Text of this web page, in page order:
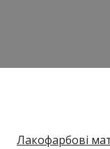
Лакофарбові